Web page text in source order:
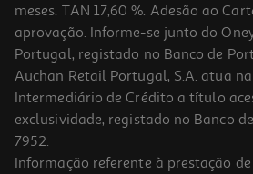
meses. TAN 17,60 %. Adesão ao
aprovação. Informe-se junto do
Portugal, registado no Banco de
Auchan Retail Portugal, S.A. atua
Intermediário de Crédito a título
exclusividade, registado no Banco
7952.
Informação referente à prestação de